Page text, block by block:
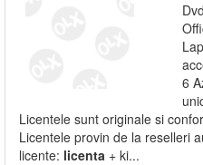
6
Licentele sunt originale si
Licentele provin de la reselleri
licente: licenta + ki...